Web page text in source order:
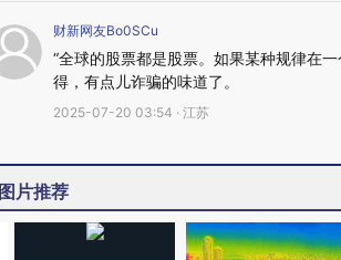
财新网友Bo0SCu
“全球的股票都是股票。如果某种规律在
得，有点儿诈骗的味道了。
2025-07-20 03:54 · 江苏
图片推荐